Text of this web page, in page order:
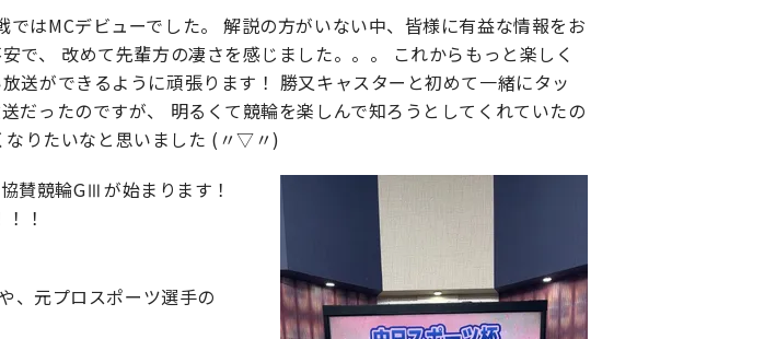
ではMCデビューでした。 解説の方がいない中、皆様に有益な情報をお
で、 改めて先輩方の凄さを感じました。。。 これからもっと楽しく
送ができるように頑張ります！ 勝又キャスターと初めて一緒にタッ
だったのですが、 明るくて競輪を楽しんで知ろうとしてくれていたの
なりたいなと思いました (〃▽〃)
賛競輪GⅢが始まります！
！
、元プロスポーツ選手の